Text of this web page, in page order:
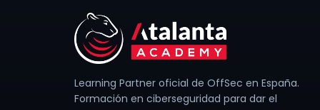
Learning Partner oficial de OffSec en España.
Formación en ciberseguridad para dar el